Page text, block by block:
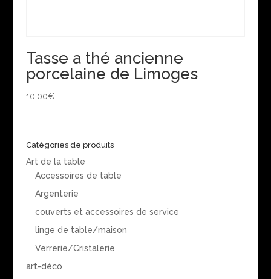
Tasse a thé ancienne
porcelaine de Limoges
10,00€
Catégories de produits
Art de la table
Accessoires de table
Argenterie
couverts et accessoires de service
linge de table/maison
Verrerie/Cristalerie
art-déco